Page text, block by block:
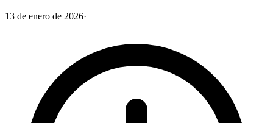
13 de enero de 2026·